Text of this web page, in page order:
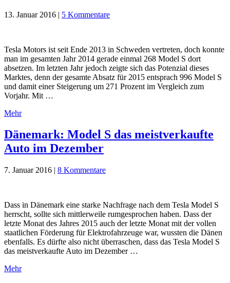
13. Januar 2016 | 5 Kommentare
Tesla Motors ist seit Ende 2013 in Schweden vertreten, doch konnte
man im gesamten Jahr 2014 gerade einmal 268 Model S dort
absetzen. Im letzten Jahr jedoch zeigte sich das Potenzial dieses
Marktes, denn der gesamte Absatz für 2015 entsprach 996 Model S
und damit einer Steigerung um 271 Prozent im Vergleich zum
Vorjahr. Mit …
Mehr
Dänemark: Model S das meistverkaufte
Auto im Dezember
7. Januar 2016 | 8 Kommentare
Dass in Dänemark eine starke Nachfrage nach dem Tesla Model S
herrscht, sollte sich mittlerweile rumgesprochen haben. Dass der
letzte Monat des Jahres 2015 auch der letzte Monat mit der vollen
staatlichen Förderung für Elektrofahrzeuge war, wussten die Dänen
ebenfalls. Es dürfte also nicht überraschen, dass das Tesla Model S
das meistverkaufte Auto im Dezember …
Mehr